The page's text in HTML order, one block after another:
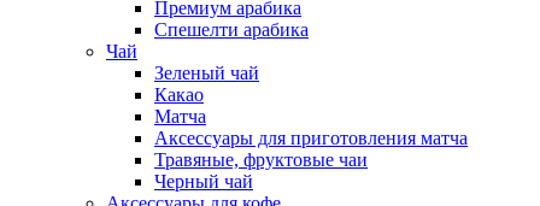
Премиум арабика
Спешелти арабика
Чай
Зеленый чай
Какао
Матча
Аксессуары для приготовления матча
Травяные, фруктовые чаи
Черный чай